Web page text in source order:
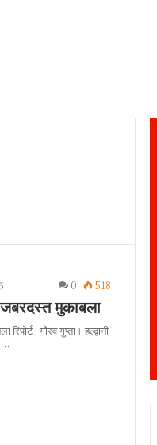
0 518
मुकाबला
: गौरव गुप्ता। हल्द्वानी